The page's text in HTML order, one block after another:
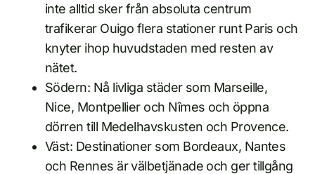
inte alltid sker från absoluta centrum
trafikerar Ouigo flera stationer runt Paris och
knyter ihop huvudstaden med resten av
nätet.
Södern: Nå livliga städer som Marseille,
Nice, Montpellier och Nîmes och öppna
dörren till Medelhavskusten och Provence.
Väst: Destinationer som Bordeaux, Nantes
och Rennes är välbetjänade och ger tillgång